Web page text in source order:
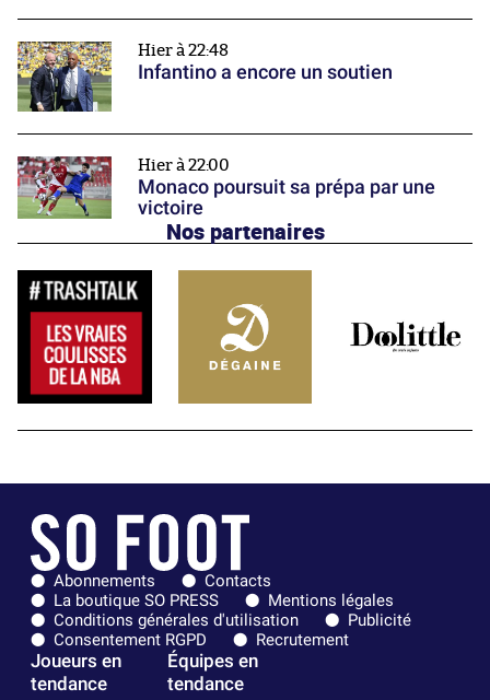
Hier à 22:48
Infantino a encore un soutien
Hier à 22:00
Monaco poursuit sa prépa par une
victoire
Nos partenaires
Abonnements
Contacts
La boutique SO PRESS
Mentions légales
Conditions générales d'utilisation
Publicité
Consentement RGPD
Recrutement
Joueurs en
tendance
Équipes en
tendance